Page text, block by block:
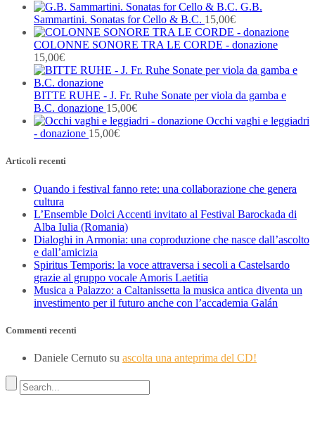
G.B.
Sammartini. Sonatas for Cello & B.C. 15,00€
COLONNE SONORE TRA LE CORDE - donazione
15,00€
BITTE RUHE - J. Fr. Ruhe Sonate per viola da gamba e
B.C. donazione 15,00€
Occhi vaghi e leggiadri
- donazione 15,00€
Articoli recenti
Quando i festival fanno rete: una collaborazione che genera
cultura
L’Ensemble Dolci Accenti invitato al Festival Barockada di
Alba Iulia (Romania)
Dialoghi in Armonia: una coproduzione che nasce dall’ascolto
e dall’amicizia
Spiritus Temporis: la voce attraversa i secoli a Castelsardo
grazie al gruppo vocale Amoris Laetitia
Musica a Palazzo: a Caltanissetta la musica antica diventa un
investimento per il futuro anche con l’accademia Galán
Commenti recenti
Daniele Cernuto su ascolta una anteprima del CD!